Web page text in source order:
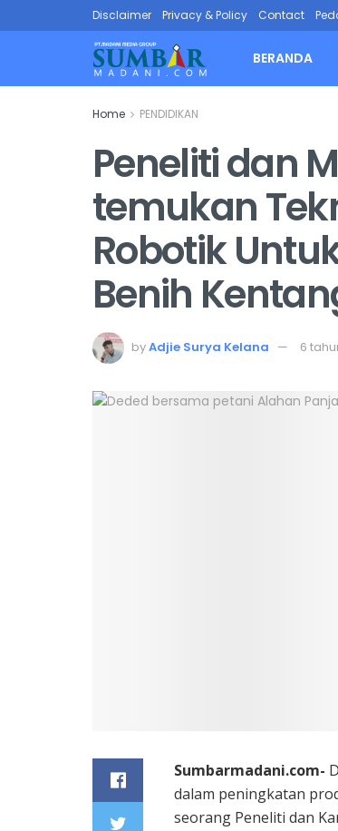
Disclaimer Privacy & Policy Contact
BERANDA
Home PENDIDIKAN
Peneliti dan
temukan
Robotik
Benih
byAdjie Surya Kelana 6
Sumbarmadani.com-
dalam peningkatan
seorang Peneliti dan